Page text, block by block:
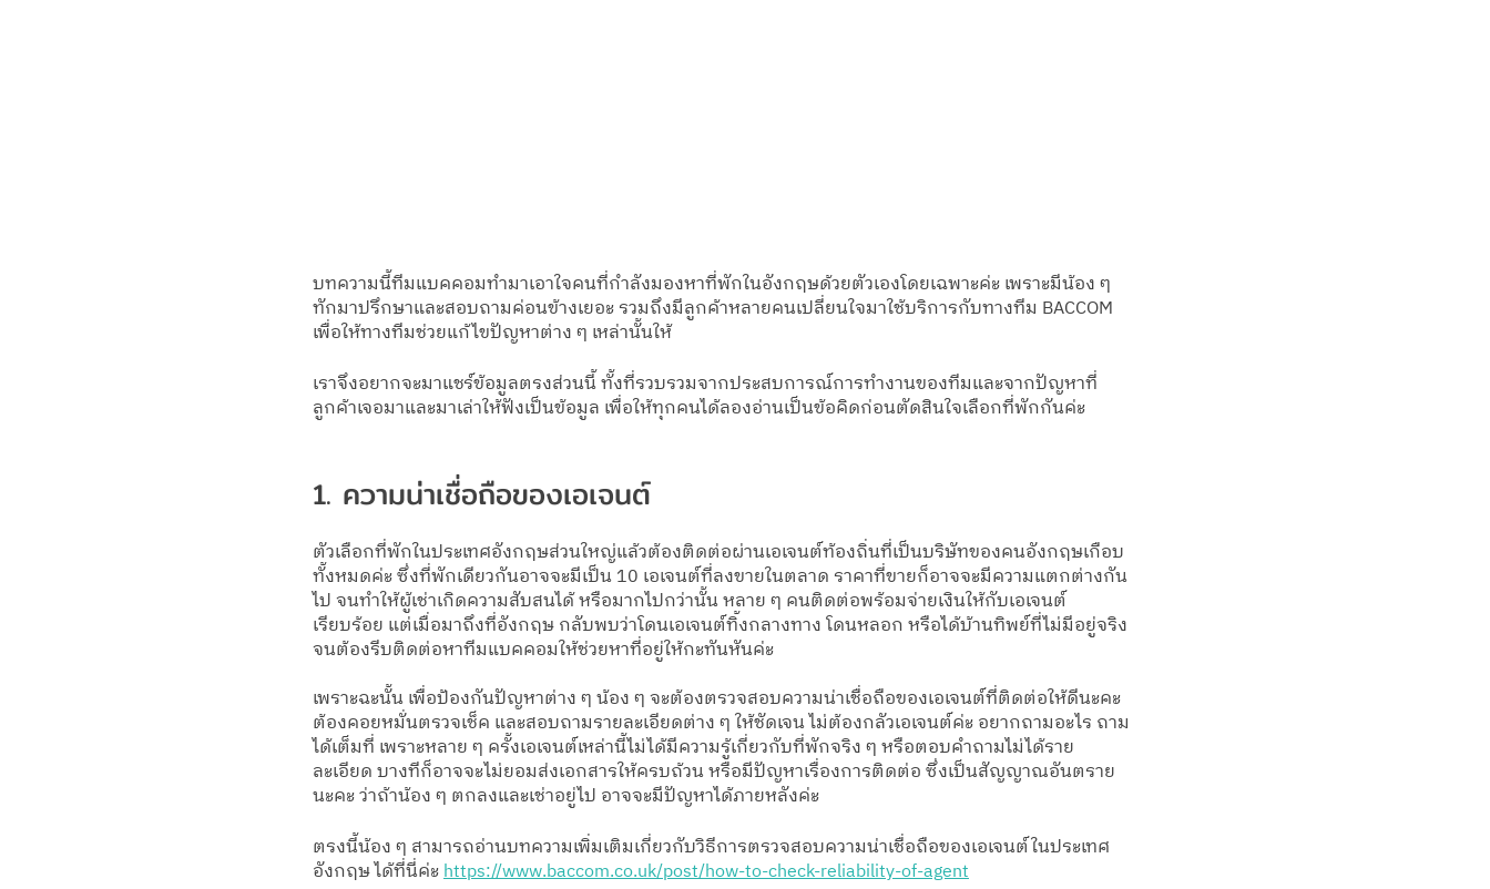
บทความนี้ทีมแบคคอมทำมาเอาใจคนที่กำลังมองหาที่พักในอังกฤษด้วยตัวเองโดยเฉพาะค่ะ เพราะมีน้อง ๆ
ทักมาปรึกษาและสอบถามค่อนข้างเยอะ รวมถึงมีลูกค้าหลายคนเปลี่ยนใจมาใช้บริการกับทางทีม BACCOM
เพื่อให้ทางทีมช่วยแก้ไขปัญหาต่าง ๆ เหล่านั้นให้
เราจึงอยากจะมาแชร์ข้อมูลตรงส่วนนี้ ทั้งที่รวบรวมจากประสบการณ์การทำงานของทีมและจากปัญหาที่
ลูกค้าเจอมาและมาเล่าให้ฟังเป็นข้อมูล เพื่อให้ทุกคนได้ลองอ่านเป็นข้อคิดก่อนตัดสินใจเลือกที่พักกันค่ะ
1. ความน่าเชื่อถือของเอเจนต์
ตัวเลือกที่พักในประเทศอังกฤษส่วนใหญ่แล้วต้องติดต่อผ่านเอเจนต์ท้องถิ่นที่เป็นบริษัทของคนอังกฤษเกือบ
ทั้งหมดค่ะ ซึ่งที่พักเดียวกันอาจจะมีเป็น 10 เอเจนต์ที่ลงขายในตลาด ราคาที่ขายก็อาจจะมีความแตกต่างกัน
ไป จนทำให้ผู้เช่าเกิดความสับสนได้ หรือมากไปกว่านั้น หลาย ๆ คนติดต่อพร้อมจ่ายเงินให้กับเอเจนต์
เรียบร้อย แต่เมื่อมาถึงที่อังกฤษ กลับพบว่าโดนเอเจนต์ทิ้งกลางทาง โดนหลอก หรือได้บ้านทิพย์ที่ไม่มีอยู่จริง
จนต้องรีบติดต่อหาทีมแบคคอมให้ช่วยหาที่อยู่ให้กะทันหันค่ะ
เพราะฉะนั้น เพื่อป้องกันปัญหาต่าง ๆ น้อง ๆ จะต้องตรวจสอบความน่าเชื่อถือของเอเจนต์ที่ติดต่อให้ดีนะคะ
ต้องคอยหมั่นตรวจเช็ค และสอบถามรายละเอียดต่าง ๆ ให้ชัดเจน ไม่ต้องกลัวเอเจนต์ค่ะ อยากถามอะไร ถาม
ได้เต็มที่ เพราะหลาย ๆ ครั้งเอเจนต์เหล่านี้ไม่ได้มีความรู้เกี่ยวกับที่พักจริง ๆ หรือตอบคำถามไม่ได้ราย
ละเอียด บางทีก็อาจจะไม่ยอมส่งเอกสารให้ครบถ้วน หรือมีปัญหาเรื่องการติดต่อ ซึ่งเป็นสัญญาณอันตราย
นะคะ ว่าถ้าน้อง ๆ ตกลงและเช่าอยู่ไป อาจจะมีปัญหาได้ภายหลังค่ะ
ตรงนี้น้อง ๆ สามารถอ่านบทความเพิ่มเติมเกี่ยวกับวิธีการตรวจสอบความน่าเชื่อถือของเอเจนต์ในประเทศ
อังกฤษ ได้ที่นี่ค่ะ https://www.baccom.co.uk/post/how-to-check-reliability-of-agent